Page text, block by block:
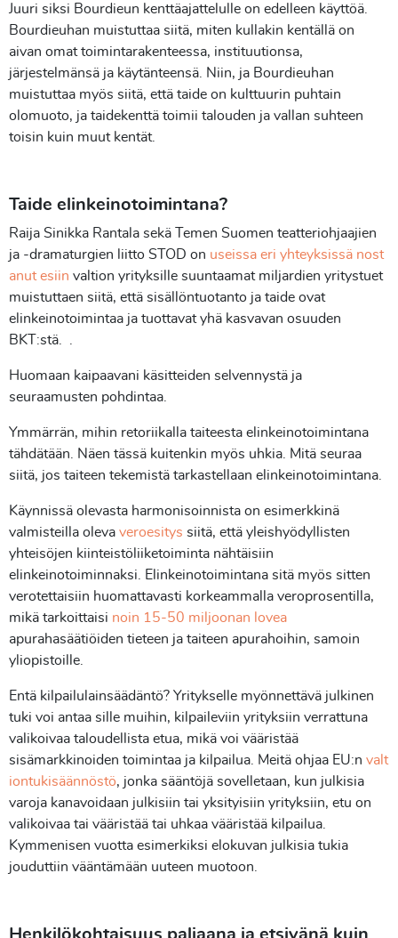
Juuri siksi Bourdieun kenttäajattelulle on edelleen käyttöä.
Bourdieuhan muistuttaa siitä, miten kullakin kentällä on
aivan omat toimintarakenteessa, instituutionsa,
järjestelmänsä ja käytänteensä. Niin, ja Bourdieuhan
muistuttaa myös siitä, että taide on kulttuurin puhtain
olomuoto, ja taidekenttä toimii talouden ja vallan suhteen
toisin kuin muut kentät.
Taide elinkeinotoimintana?
Raija Sinikka Rantala sekä Temen Suomen teatteriohjaajien
ja -dramaturgien liitto STOD on useissa eri yhteyksissä nost
anut esiin valtion yrityksille suuntaamat miljardien yritystuet
muistuttaen siitä, että sisällöntuotanto ja taide ovat
elinkeinotoimintaa ja tuottavat yhä kasvavan osuuden
BKT:stä. .
Huomaan kaipaavani käsitteiden selvennystä ja
seuraamusten pohdintaa.
Ymmärrän, mihin retoriikalla taiteesta elinkeinotoimintana
tähdätään. Näen tässä kuitenkin myös uhkia. Mitä seuraa
siitä, jos taiteen tekemistä tarkastellaan elinkeinotoimintana.
Käynnissä olevasta harmonisoinnista on esimerkkinä
valmisteilla oleva veroesitys siitä, että yleishyödyllisten
yhteisöjen kiinteistöliiketoiminta nähtäisiin
elinkeinotoiminnaksi. Elinkeinotoimintana sitä myös sitten
verotettaisiin huomattavasti korkeammalla veroprosentilla,
mikä tarkoittaisi noin 15-50 miljoonan lovea
apurahasäätiöiden tieteen ja taiteen apurahoihin, samoin
yliopistoille.
Entä kilpailulainsäädäntö? Yritykselle myönnettävä julkinen
tuki voi antaa sille muihin, kilpaileviin yrityksiin verrattuna
valikoivaa taloudellista etua, mikä voi vääristää
sisämarkkinoiden toimintaa ja kilpailua. Meitä ohjaa EU:n valt
iontukisäännöstö, jonka sääntöjä sovelletaan, kun julkisia
varoja kanavoidaan julkisiin tai yksityisiin yrityksiin, etu on
valikoivaa tai vääristää tai uhkaa vääristää kilpailua.
Kymmenisen vuotta esimerkiksi elokuvan julkisia tukia
jouduttiin vääntämään uuteen muotoon.
Henkilökohtaisuus paljaana ja etsivänä kuin